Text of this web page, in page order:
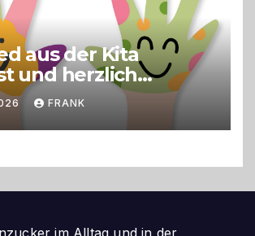
aus der Kita
und herzlich
FRANK